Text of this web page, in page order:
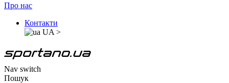
Про нас
Контакти
UA >
Nav switch
Пошук